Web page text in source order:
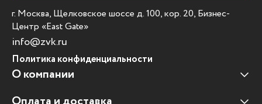
г. Москва, Щелковское шоссе д. 100, кор. 20, Бизнес-
Центр «East Gate»
info@zvk.ru
Политика конфиденциальности
О компании
Наши клиенты